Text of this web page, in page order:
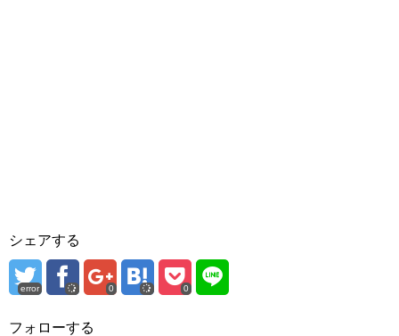
シェアする
error 0 0
フォローする